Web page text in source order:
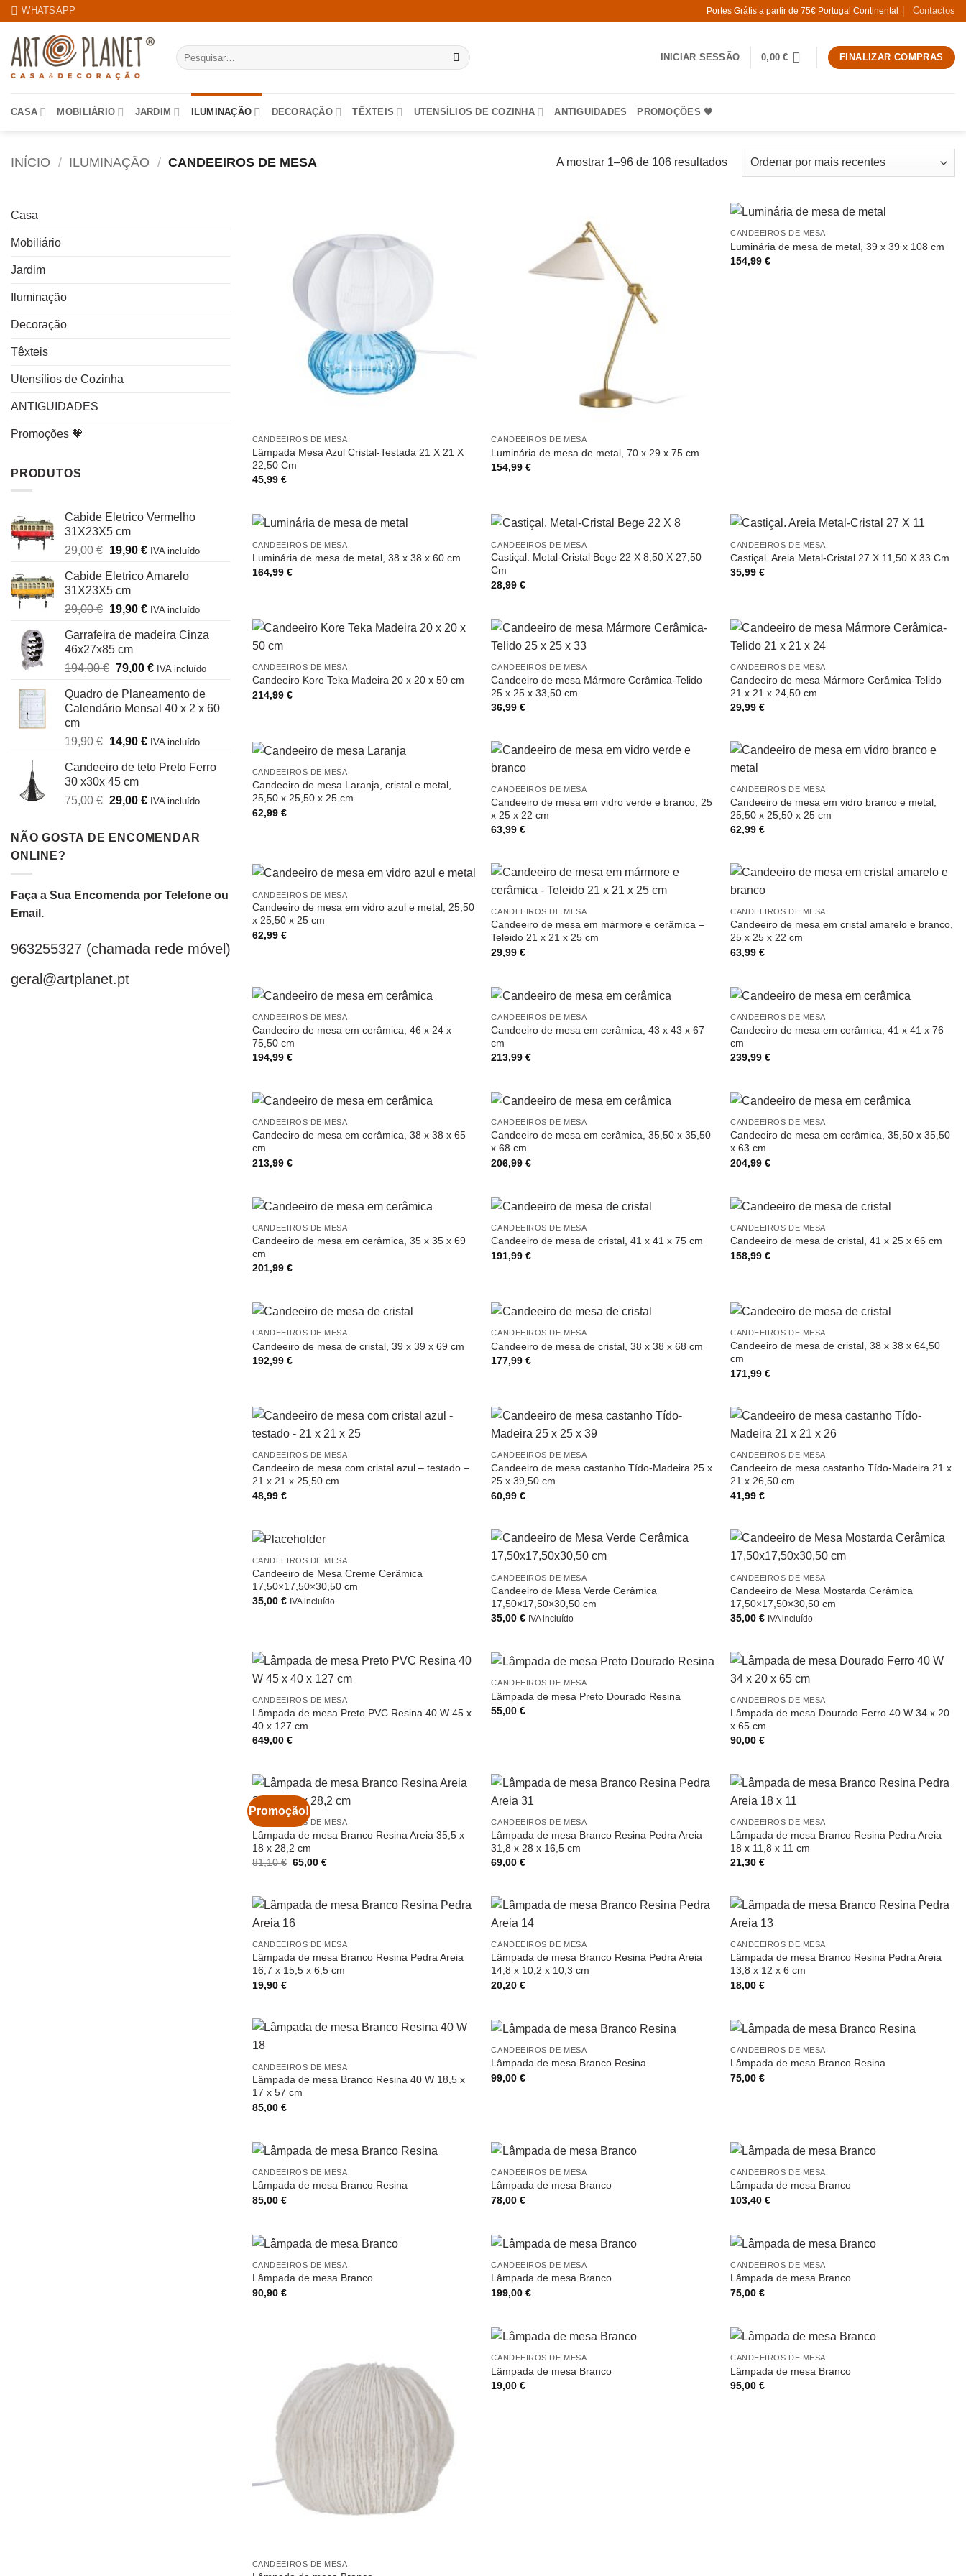
Skip
content
WHATSAPP Portes Grátis a partir de 75€ Portugal Continental Contactos
Pesquisar
por:
INICIAR SESSÃO 0,00€ FINALIZAR COMPRAS
CASA MOBILIÁRIO JARDIM ILUMINAÇÃO DECORAÇÃO TÊXTEIS UTENSÍLIOS DE COZINHA ANTIGUIDADES PROMOÇÕES 🧡
INÍCIO / ILUMINAÇÃO / CANDEEIROS DE MESA A mostrar 1–96 de 106 resultadosOrdenado
por
recentes
Casa
Mobiliário
Jardim
Iluminação
Decoração
Têxteis
Utensílios de Cozinha
ANTIGUIDADES
Promoções 🧡
PRODUTOS
Cabide Eletrico Vermelho
31X23X5 cm
29,00€ O
original
era:
29,00 €.
19,90 €O
atual
19,90 €.
IVA incluído
Cabide Eletrico Amarelo
31X23X5 cm
29,00€ O
original
era:
29,00 €.
19,90 €O
atual
19,90 €.
IVA incluído
Garrafeira de madeira Cinza
46x27x85 cm
194,00€ O
original
era:
79,00 €O
atual
é:
IVA incluído
Quadro de Planeamento de
Calendário Mensal 40 x 2 x 60
cm
19,90€ O
original
era:
19,90 €.
14,90 €O
atual
14,90 €.
IVA incluído
Candeeiro de teto Preto Ferro
30 x30x 45 cm
75,00€ O
original
era:
29,00 €O
atual
é:
IVA incluído
NÃO GOSTA DE ENCOMENDAR
ONLINE?
Faça a Sua Encomenda por Telefone ou
Email.
963255327 (chamada rede móvel)
geral@artplanet.pt
CANDEEIROS DE MESA
Lâmpada Mesa Azul Cristal-Testada 21 X 21 X
22,50 Cm
45,99 €
CANDEEIROS DE MESA
Luminária de mesa de metal, 70 x 29 x 75 cm
154,99€
CANDEEIROS DE MESA
Luminária de mesa de metal, 39 x 39 x 108 cm
154,99€
CANDEEIROS DE MESA
Luminária de mesa de metal, 38 x 38 x 60 cm
164,99 €
CANDEEIROS DE MESA
Castiçal. Metal-Cristal Bege 22 X 8,50 X 27,50
Cm
28,99€
CANDEEIROS DE MESA
Castiçal. Areia Metal-Cristal 27 X 11,50 X 33 Cm
35,99€
CANDEEIROS DE MESA
Candeeiro Kore Teka Madeira 20 x 20 x 50 cm
214,99 €
CANDEEIROS DE MESA
Candeeiro de mesa Mármore Cerâmica-Telido
25 x 25 x 33,50 cm
36,99€
CANDEEIROS DE MESA
Candeeiro de mesa Mármore Cerâmica-Telido
21 x 21 x 24,50 cm
29,99€
CANDEEIROS DE MESA
Candeeiro de mesa Laranja, cristal e metal,
25,50 x 25,50 x 25 cm
62,99 €
CANDEEIROS DE MESA
Candeeiro de mesa em vidro verde e branco, 25
x 25 x 22 cm
63,99€
CANDEEIROS DE MESA
Candeeiro de mesa em vidro branco e metal,
25,50 x 25,50 x 25 cm
62,99€
CANDEEIROS DE MESA
Candeeiro de mesa em vidro azul e metal, 25,50
x 25,50 x 25 cm
62,99 €
CANDEEIROS DE MESA
Candeeiro de mesa em mármore e cerâmica –
Teleido 21 x 21 x 25 cm
29,99€
CANDEEIROS DE MESA
Candeeiro de mesa em cristal amarelo e branco,
25 x 25 x 22 cm
63,99€
CANDEEIROS DE MESA
Candeeiro de mesa em cerâmica, 46 x 24 x
75,50 cm
194,99 €
CANDEEIROS DE MESA
Candeeiro de mesa em cerâmica, 43 x 43 x 67
cm
213,99€
CANDEEIROS DE MESA
Candeeiro de mesa em cerâmica, 41 x 41 x 76
cm
239,99€
CANDEEIROS DE MESA
Candeeiro de mesa em cerâmica, 38 x 38 x 65
cm
213,99 €
CANDEEIROS DE MESA
Candeeiro de mesa em cerâmica, 35,50 x 35,50
x 68 cm
206,99€
CANDEEIROS DE MESA
Candeeiro de mesa em cerâmica, 35,50 x 35,50
x 63 cm
204,99€
CANDEEIROS DE MESA
Candeeiro de mesa em cerâmica, 35 x 35 x 69
cm
201,99 €
CANDEEIROS DE MESA
Candeeiro de mesa de cristal, 41 x 41 x 75 cm
191,99€
CANDEEIROS DE MESA
Candeeiro de mesa de cristal, 41 x 25 x 66 cm
158,99€
CANDEEIROS DE MESA
Candeeiro de mesa de cristal, 39 x 39 x 69 cm
192,99 €
CANDEEIROS DE MESA
Candeeiro de mesa de cristal, 38 x 38 x 68 cm
177,99€
CANDEEIROS DE MESA
Candeeiro de mesa de cristal, 38 x 38 x 64,50
cm
171,99€
CANDEEIROS DE MESA
Candeeiro de mesa com cristal azul – testado –
21 x 21 x 25,50 cm
48,99 €
CANDEEIROS DE MESA
Candeeiro de mesa castanho Tído-Madeira 25 x
25 x 39,50 cm
60,99€
CANDEEIROS DE MESA
Candeeiro de mesa castanho Tído-Madeira 21 x
21 x 26,50 cm
41,99€
CANDEEIROS DE MESA
Candeeiro de Mesa Creme Cerâmica
17,50×17,50×30,50 cm
35,00 € IVA incluído
CANDEEIROS DE MESA
Candeeiro de Mesa Verde Cerâmica
17,50×17,50×30,50 cm
35,00€ IVA incluído
CANDEEIROS DE MESA
Candeeiro de Mesa Mostarda Cerâmica
17,50×17,50×30,50 cm
35,00€ IVA incluído
CANDEEIROS DE MESA
Lâmpada de mesa Preto PVC Resina 40 W 45 x
40 x 127 cm
649,00 €
CANDEEIROS DE MESA
Lâmpada de mesa Preto Dourado Resina
55,00€
CANDEEIROS DE MESA
Lâmpada de mesa Dourado Ferro 40 W 34 x 20
x 65 cm
90,00€
Promoção!
CANDEEIROS DE MESA
Lâmpada de mesa Branco Resina Areia 35,5 x
18 x 28,2 cm
81,10€ O
81,10 €.
65,00€O
65,00 €.
CANDEEIROS DE MESA
Lâmpada de mesa Branco Resina Pedra Areia
31,8 x 28 x 16,5 cm
69,00€
CANDEEIROS DE MESA
Lâmpada de mesa Branco Resina Pedra Areia
18 x 11,8 x 11 cm
21,30€
CANDEEIROS DE MESA
Lâmpada de mesa Branco Resina Pedra Areia
16,7 x 15,5 x 6,5 cm
19,90 €
CANDEEIROS DE MESA
Lâmpada de mesa Branco Resina Pedra Areia
14,8 x 10,2 x 10,3 cm
20,20€
CANDEEIROS DE MESA
Lâmpada de mesa Branco Resina Pedra Areia
13,8 x 12 x 6 cm
18,00€
CANDEEIROS DE MESA
Lâmpada de mesa Branco Resina 40 W 18,5 x
17 x 57 cm
85,00 €
CANDEEIROS DE MESA
Lâmpada de mesa Branco Resina
99,00€
CANDEEIROS DE MESA
Lâmpada de mesa Branco Resina
75,00€
CANDEEIROS DE MESA
Lâmpada de mesa Branco Resina
85,00 €
CANDEEIROS DE MESA
Lâmpada de mesa Branco
78,00€
CANDEEIROS DE MESA
Lâmpada de mesa Branco
103,40€
CANDEEIROS DE MESA
Lâmpada de mesa Branco
90,90 €
CANDEEIROS DE MESA
Lâmpada de mesa Branco
199,00€
CANDEEIROS DE MESA
Lâmpada de mesa Branco
75,00€
CANDEEIROS DE MESA
CANDEEIROS DE MESA
Lâmpada de mesa Branco
19,00€
CANDEEIROS DE MESA
Lâmpada de mesa Branco
95,00€